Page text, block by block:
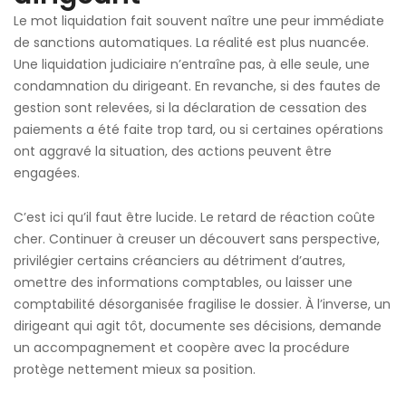
Le mot liquidation fait souvent naître une peur immédiate
de sanctions automatiques. La réalité est plus nuancée.
Une liquidation judiciaire n’entraîne pas, à elle seule, une
condamnation du dirigeant. En revanche, si des fautes de
gestion sont relevées, si la déclaration de cessation des
paiements a été faite trop tard, ou si certaines opérations
ont aggravé la situation, des actions peuvent être
engagées.
C’est ici qu’il faut être lucide. Le retard de réaction coûte
cher. Continuer à creuser un découvert sans perspective,
privilégier certains créanciers au détriment d’autres,
omettre des informations comptables, ou laisser une
comptabilité désorganisée fragilise le dossier. À l’inverse, un
dirigeant qui agit tôt, documente ses décisions, demande
un accompagnement et coopère avec la procédure
protège nettement mieux sa position.